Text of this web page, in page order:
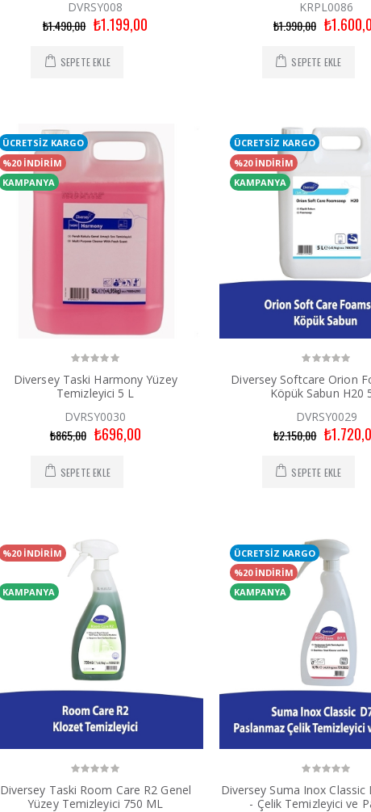
DVRSY008
₺1.490,00 ₺1.199,00
SEPETE EKLE
KRPL0086
₺1.990,00
SEPETE EKLE
ÜCRETSİZ KARGO
%20 İNDİRİM
KAMPANYA
Diversey Taski Harmony Yüzey
Temizleyici 5 L
DVRSY0030
₺865,00 ₺696,00
SEPETE EKLE
ÜCRETSİZ KARGO
%20 İNDİRİM
KAMPANYA
Diversey Softcare Orion
Köpük Sabun H20
DVRSY0029
₺2.150,00
SEPETE EKLE
%20 İNDİRİM
KAMPANYA
Diversey Taski Room Care R2 Genel
Yüzey Temizleyici 750 ML
ÜCRETSİZ KARGO
%20 İNDİRİM
KAMPANYA
Diversey Suma Inox Classic
- Çelik Temizleyici ve